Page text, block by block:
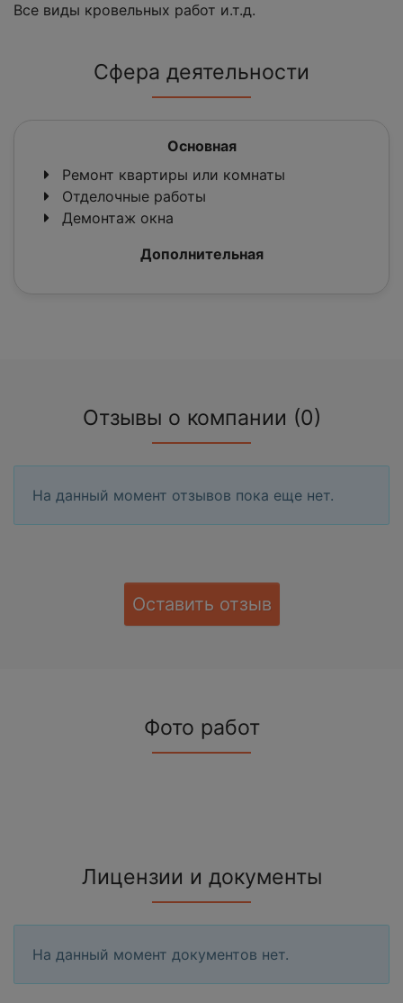
Все виды кровельных работ и.т.д.
Сфера деятельности
Основная
Ремонт квартиры или комнаты
Отделочные работы
Демонтаж окна
Дополнительная
Отзывы о компании (0)
На данный момент отзывов пока еще нет.
Оставить отзыв
Фото работ
Лицензии и документы
На данный момент документов нет.